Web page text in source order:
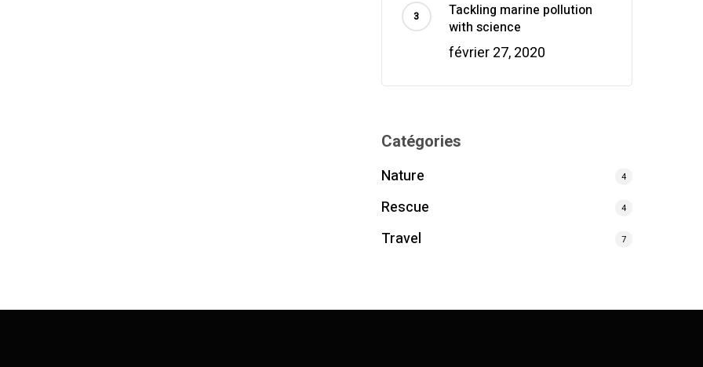
Tackling marine pollution
with science
février 27, 2020
Catégories
Nature 4
Rescue 4
Travel 7